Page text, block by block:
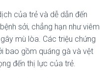
của trẻ và dễ dẫn đến
sởi, chẳng hạn như viêm
mù lòa. Các triệu chứng
bao gồm quáng gà và vệt
đến thị lực của trẻ.